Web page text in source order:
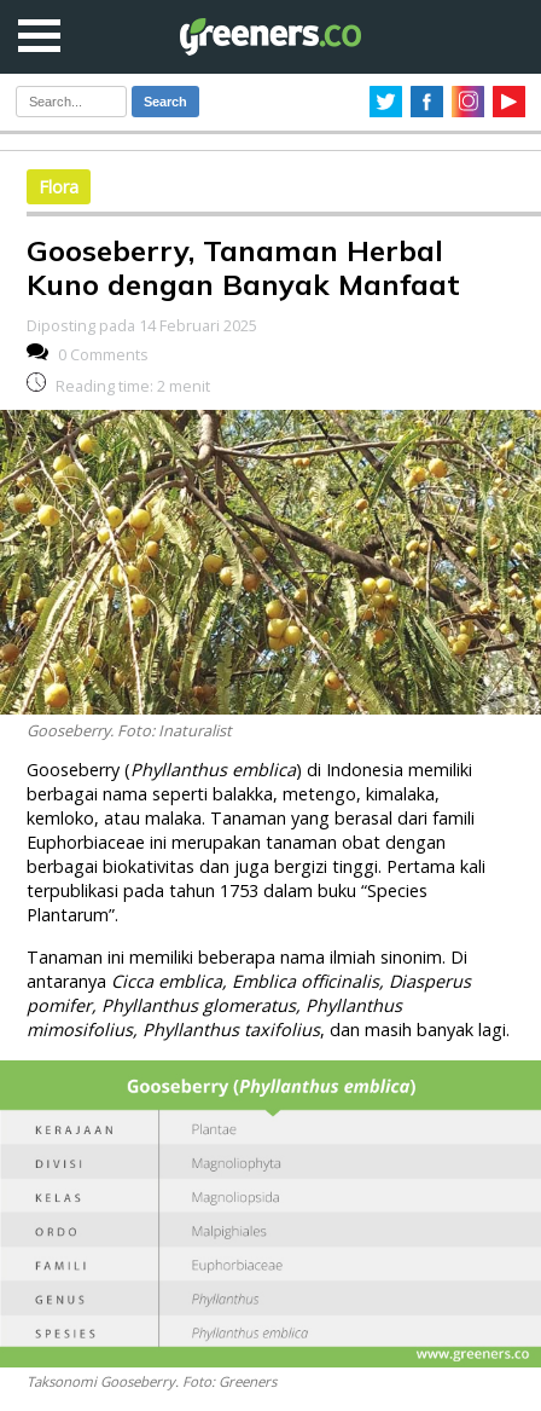
Search
Flora
Gooseberry, Tanaman Herbal
Kuno dengan Banyak Manfaat
Diposting pada 14 Februari 2025
0 Comments
Reading time: 2 menit
Gooseberry. Foto: Inaturalist
Gooseberry (Phyllanthus emblica) di Indonesia memiliki
berbagai nama seperti balakka, metengo, kimalaka,
kemloko, atau malaka. Tanaman yang berasal dari famili
Euphorbiaceae ini merupakan tanaman obat dengan
berbagai biokativitas dan juga bergizi tinggi. Pertama kali
terpublikasi pada tahun 1753 dalam buku “Species
Plantarum”.
Tanaman ini memiliki beberapa nama ilmiah sinonim. Di
antaranya Cicca emblica, Emblica officinalis, Diasperus
pomifer, Phyllanthus glomeratus, Phyllanthus
mimosifolius, Phyllanthus taxifolius, dan masih banyak lagi.
Taksonomi Gooseberry. Foto: Greeners